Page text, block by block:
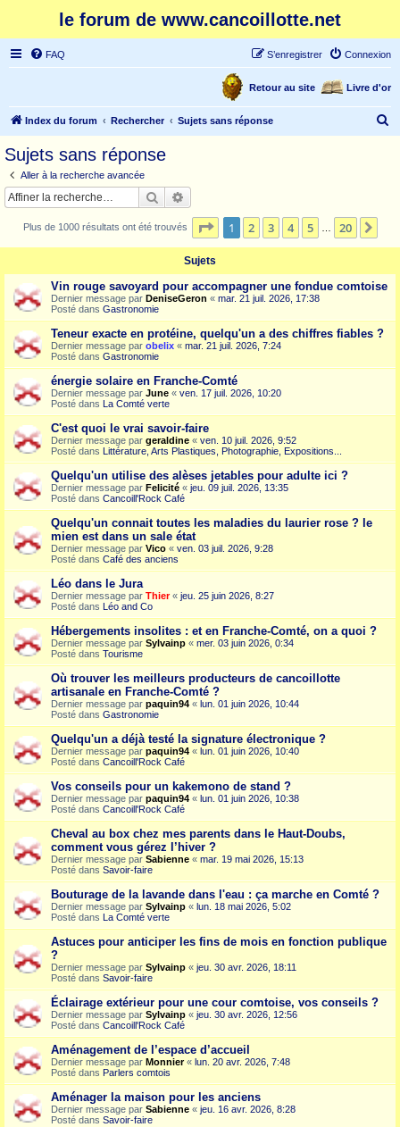
le forum de www.cancoillotte.net
FAQ Connexion
S’enregistrer
Livre d'or
Retour au site
Index du forum Rechercher Sujets sans réponse
c
Sujets sans réponse
Aller à la recherche avancée
Rechercher
Plus de 1000 résultats ont été trouvés Page 1sur20
1 2 3 4 5 20
Sujets
Vin rouge savoyard pour accompagner une fondue comtoise
Dernier message par DeniseGeron « mar. 21 juil. 2026, 17:38
Posté dans Gastronomie
Teneur exacte en protéine, quelqu'un a des chiffres fiables ?
Dernier message par obelix « mar. 21 juil. 2026, 7:24
Posté dans Gastronomie
énergie solaire en Franche-Comté
Dernier message par June « ven. 17 juil. 2026, 10:20
Posté dans La Comté verte
C'est quoi le vrai savoir-faire
Dernier message par geraldine « ven. 10 juil. 2026, 9:52
Posté dans Littérature, Arts Plastiques, Photographie, Expositions...
Quelqu'un utilise des alèses jetables pour adulte ici ?
Dernier message par Felicité « jeu. 09 juil. 2026, 13:35
Posté dans Cancoill'Rock Café
Quelqu'un connait toutes les maladies du laurier rose ? le
mien est dans un sale état
Dernier message par Vico « ven. 03 juil. 2026, 9:28
Posté dans Café des anciens
Léo dans le Jura
Dernier message par Thier« jeu. 25 juin 2026, 8:27
Posté dans Léo and Co
Hébergements insolites : et en Franche-Comté, on a quoi ?
Dernier message par Sylvainp « mer. 03 juin 2026, 0:34
Posté dans Tourisme
Où trouver les meilleurs producteurs de cancoillotte
artisanale en Franche-Comté ?
Dernier message par paquin94 « lun. 01 juin 2026, 10:44
Posté dans Gastronomie
Quelqu'un a déjà testé la signature électronique ?
Dernier message par paquin94 « lun. 01 juin 2026, 10:40
Posté dans Cancoill'Rock Café
Vos conseils pour un kakemono de stand ?
Dernier message par paquin94 « lun. 01 juin 2026, 10:38
Posté dans Cancoill'Rock Café
Cheval au box chez mes parents dans le Haut-Doubs,
comment vous gérez l’hiver ?
Dernier message par Sabienne « mar. 19 mai 2026, 15:13
Posté dans Savoir-faire
Bouturage de la lavande dans l'eau : ça marche en Comté ?
Dernier message par Sylvainp « lun. 18 mai 2026, 5:02
Posté dans La Comté verte
Astuces pour anticiper les fins de mois en fonction publique
?
Dernier message par Sylvainp « jeu. 30 avr. 2026, 18:11
Posté dans Savoir-faire
Éclairage extérieur pour une cour comtoise, vos conseils ?
Dernier message par Sylvainp « jeu. 30 avr. 2026, 12:56
Posté dans Cancoill'Rock Café
Aménagement de l’espace d’accueil
Dernier message par Monnier« lun. 20 avr. 2026, 7:48
Posté dans Parlers comtois
Aménager la maison pour les anciens
Dernier message par Sabienne « jeu. 16 avr. 2026, 8:28
Posté dans Savoir-faire